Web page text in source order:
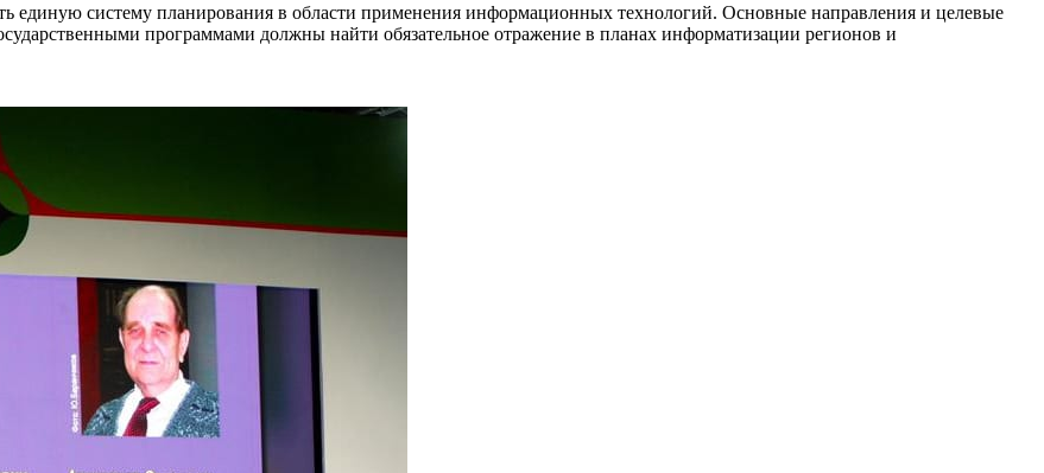
единую систему планирования в области применения информационных технологий. Основные направления и целевые
программами должны найти обязательное отражение в планах информатизации регионов и